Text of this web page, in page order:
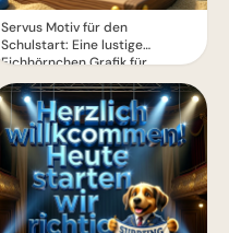
Servus Motiv für den
Schulstart: Eine lustige
Eichhörnchen Grafik für
WhatsApp